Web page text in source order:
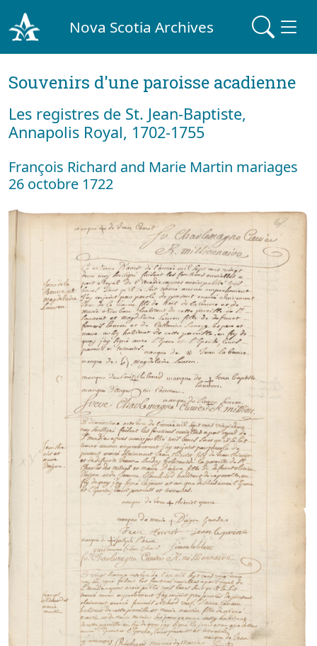
Nova Scotia Archives
Souvenirs d'une paroisse acadienne
Les registres de St. Jean-Baptiste,
Annapolis Royal, 1702-1755
François Richard and Marie Martin mariages
26 octobre 1722